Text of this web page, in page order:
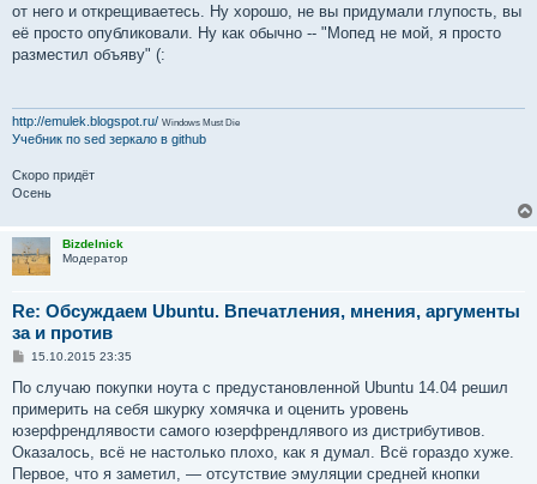
от него и открещиваетесь. Ну хорошо, не вы придумали глупость, вы
её просто опубликовали. Ну как обычно -- "Мопед не мой, я просто
разместил объяву" (:
http://emulek.blogspot.ru/ Windows Must Die
Учебник по sed зеркало в github
Скоро придёт
Осень
Bizdelnick
Модератор
Re: Обсуждаем Ubuntu. Впечатления, мнения, аргументы
за и против
С
о
щ
е
и
е
15.10.2015 23:35
По случаю покупки ноута с предустановленной Ubuntu 14.04 решил
примерить на себя шкурку хомячка и оценить уровень
юзерфрендлявости самого юзерфрендлявого из дистрибутивов.
Оказалось, всё не настолько плохо, как я думал. Всё гораздо хуже.
Первое, что я заметил, — отсутствие эмуляции средней кнопки